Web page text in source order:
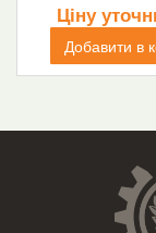
Ціну
Добавити в